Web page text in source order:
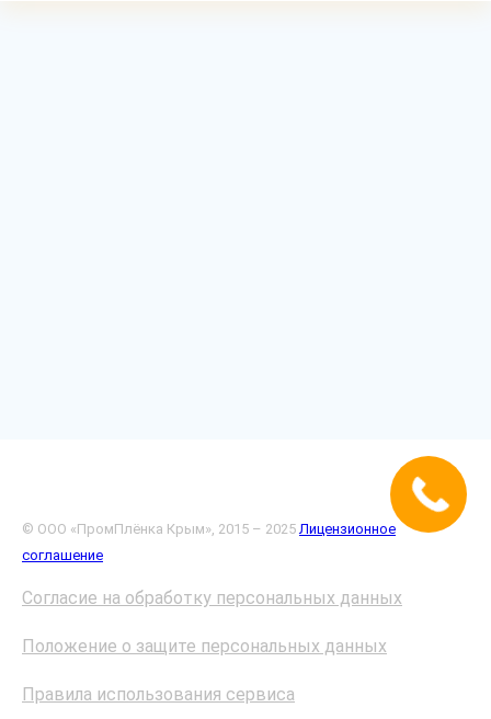
© ООО «ПромПлёнка Крым», 2015 – 2025 Лицензионное
соглашение
Согласие на обработку персональных данных
Положение о защите персональных данных
Правила использования сервиса